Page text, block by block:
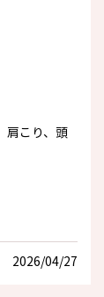
肩こり、頭
2026/04/27